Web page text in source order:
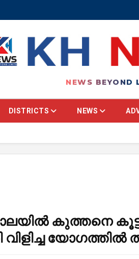
NEWS BEYOND
DISTRICTS NEWS
കുത്തനെ
യോഗത്തിൽ